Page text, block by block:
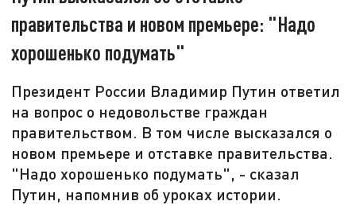
правительства и новом премьере: "Надо
хорошенько подумать"
Президент России Владимир Путин ответил
на вопрос о недовольстве граждан
правительством. В том числе высказался о
новом премьере и отставке правительства.
"Надо хорошенько подумать", - сказал
Путин, напомнив об уроках истории.